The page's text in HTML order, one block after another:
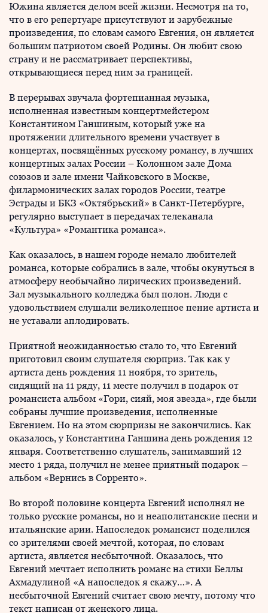
Южина является делом всей жизни. Несмотря на то,
что в его репертуаре присутствуют и зарубежные
произведения, по словам самого Евгения, он является
большим патриотом своей Родины. Он любит свою
страну и не рассматривает перспективы,
открывающиеся перед ним за границей.
В перерывах звучала фортепианная музыка,
исполненная известным концертмейстером
Константином Ганшиным, который уже на
протяжении длительного времени участвует в
концертах, посвящённых русскому романсу, в лучших
концертных залах России – Колонном зале Дома
союзов и зале имени Чайковского в Москве,
филармонических залах городов России, театре
Эстрады и БКЗ «Октябрьский» в Санкт-Петербурге,
регулярно выступает в передачах телеканала
«Культура» «Романтика романса».
Как оказалось, в нашем городе немало любителей
романса, которые собрались в зале, чтобы окунуться в
атмосферу необычайно лирических произведений.
Зал музыкального колледжа был полон. Люди с
удовольствием слушали великолепное пение артиста и
не уставали аплодировать.
Приятной неожиданностью стало то, что Евгений
приготовил своим слушателя сюрприз. Так как у
артиста день рождения 11 ноября, то зритель,
сидящий на 11 ряду, 11 месте получил в подарок от
романсиста альбом «Гори, сияй, моя звезда», где были
собраны лучшие произведения, исполненные
Евгением. Но на этом сюрпризы не закончились. Как
оказалось, у Константина Ганшина день рождения 12
января. Соответственно слушатель, занимавший 12
место 1 ряда, получил не менее приятный подарок –
альбом «Вернись в Сорренто».
Во второй половине концерта Евгений исполнял не
только русские романсы, но и неаполитанские песни и
итальянские арии. Напоследок романсист поделился
со зрителями своей мечтой, которая, по словам
артиста, является несбыточной. Оказалось, что
Евгений мечтает исполнить романс на стихи Беллы
Ахмадулиной «А напоследок я скажу…». А
несбыточной Евгений считает свою мечту, потому что
текст написан от женского лица.